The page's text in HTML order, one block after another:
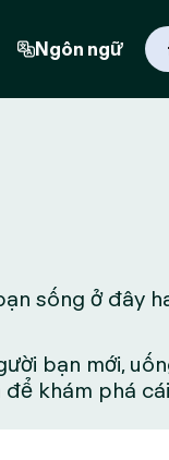
Ngôn ngữ
sống ở đây
bạn mới,
khám phá